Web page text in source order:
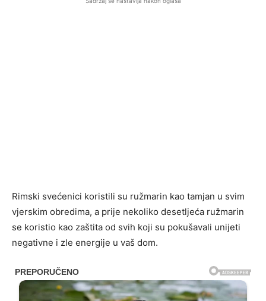
Rimski svećenici koristili su ružmarin kao tamjan u svim
vjerskim obredima, a prije nekoliko desetljeća ružmarin
se koristio kao zaštita od svih koji su pokušavali unijeti
negativne i zle energije u vaš dom.